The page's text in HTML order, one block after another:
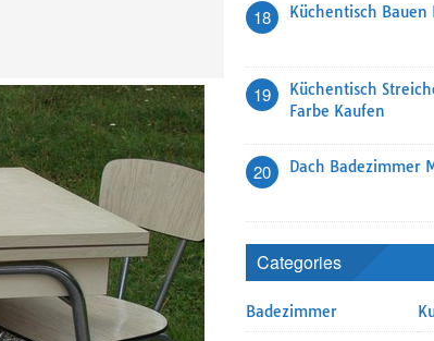
18 Küchentisch Bauen
19
Küchentisch
Farbe Kaufen
20 Dach Badezimmer
Categories
Badezimmer